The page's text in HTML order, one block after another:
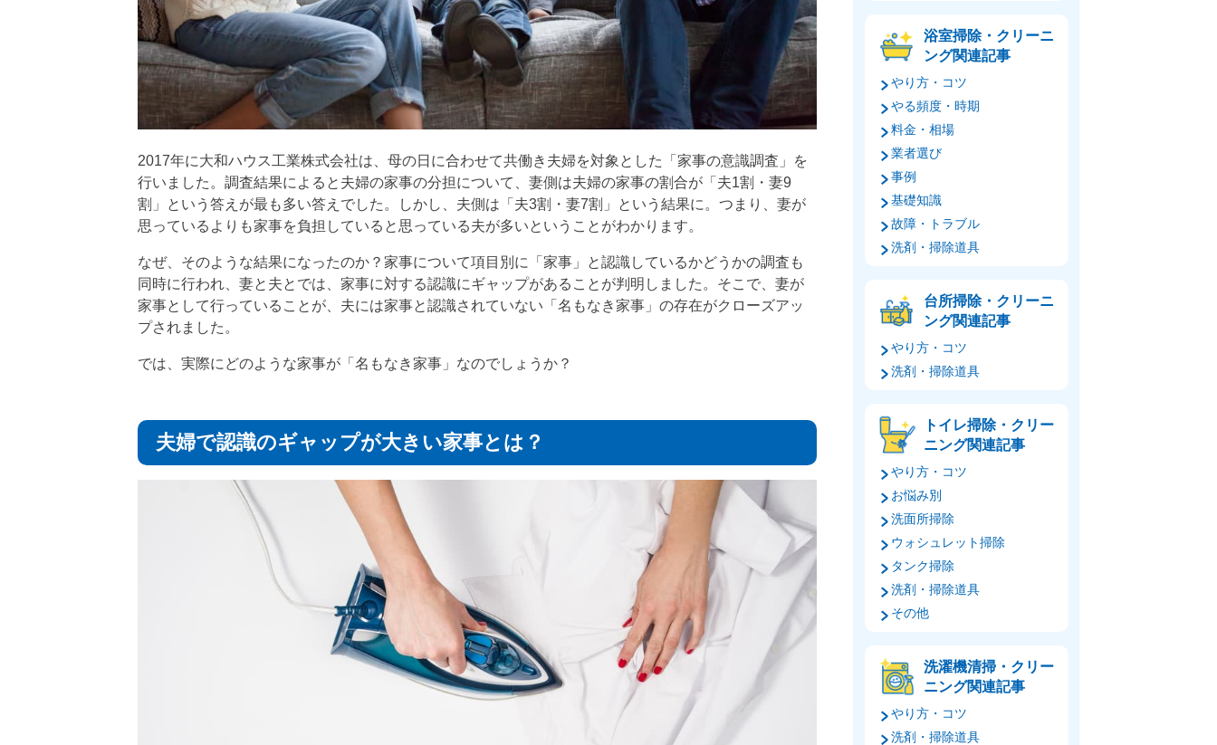
2017年に大和ハウス工業株式会社は、母の日に合わせて共働き夫婦を対象とした「家事の意識調査」を
行いました。調査結果によると夫婦の家事の分担について、妻側は夫婦の家事の割合が「夫1割・妻9
割」という答えが最も多い答えでした。しかし、夫側は「夫3割・妻7割」という結果に。つまり、妻が
思っているよりも家事を負担していると思っている夫が多いということがわかります。
なぜ、そのような結果になったのか？家事について項目別に「家事」と認識しているかどうかの調査も
同時に行われ、妻と夫とでは、家事に対する認識にギャップがあることが判明しました。そこで、妻が
家事として行っていることが、夫には家事と認識されていない「名もなき家事」の存在がクローズアッ
プされました。
では、実際にどのような家事が「名もなき家事」なのでしょうか？
夫婦で認識のギャップが大きい家事とは？
浴室掃除・クリーニ
ング関連記事
やり方・コツ
やる頻度・時期
料金・相場
業者選び
事例
基礎知識
故障・トラブル
洗剤・掃除道具
台所掃除・クリーニ
ング関連記事
やり方・コツ
洗剤・掃除道具
トイレ掃除・クリー
ニング関連記事
やり方・コツ
お悩み別
洗面所掃除
ウォシュレット掃除
タンク掃除
洗剤・掃除道具
その他
洗濯機清掃・クリー
ニング関連記事
やり方・コツ
洗剤・掃除道具